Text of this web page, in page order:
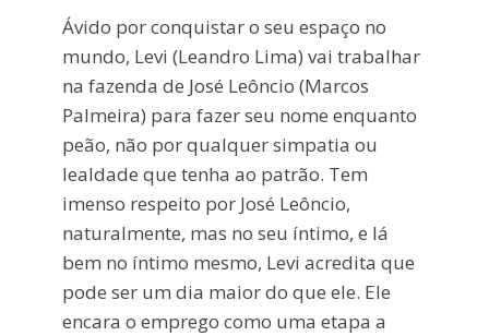
Ávido por conquistar o seu espaço no
mundo, Levi (Leandro Lima) vai trabalhar
na fazenda de José Leôncio (Marcos
Palmeira) para fazer seu nome enquanto
peão, não por qualquer simpatia ou
lealdade que tenha ao patrão. Tem
imenso respeito por José Leôncio,
naturalmente, mas no seu íntimo, e lá
bem no íntimo mesmo, Levi acredita que
pode ser um dia maior do que ele. Ele
encara o emprego como uma etapa a